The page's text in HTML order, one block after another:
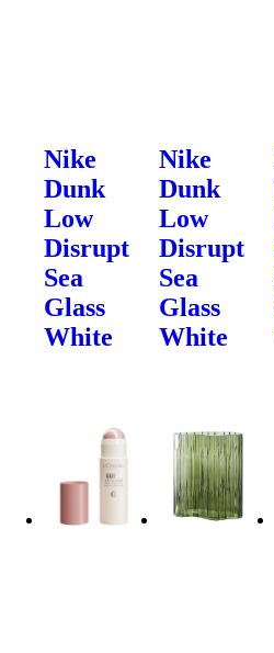
Nike
Dunk
Low
Disrupt
Sea
Glass
White
Nike
Dunk
Low
Disrupt
Sea
Glass
White